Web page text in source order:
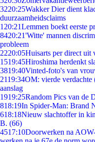
3220:25Wakker Dier dient
duurzaamheidsclaims
1 20:21Lemmen boekt eerste
8420:21'Witte' mannen
probleem
2220:05Huisarts per direct uit
1519:45Hiroshima herdenkt
3819:40Vinted-foto's van
2119:34OM: vierde verdachte
aanslag
1919:25Random Pics van de
818:19In Spider-Man: Brand
618:18Nieuw slachtoffer in
B. (66)
4517:10Doorwerken na